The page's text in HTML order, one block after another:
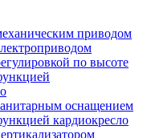
приводом
по высоте
оснащением
кардиокресло